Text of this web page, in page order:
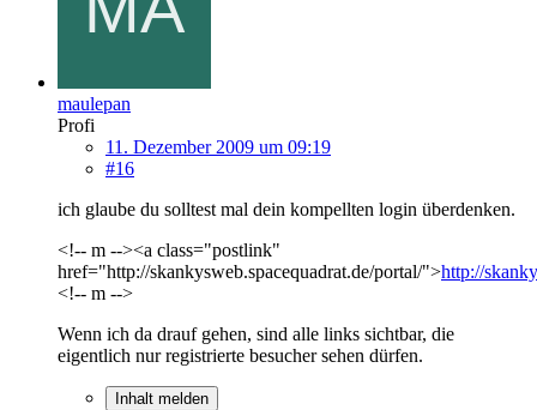
maulepan
Profi
11. Dezember 2009 um 09:19
#16
ich glaube du solltest mal dein kompellten login überdenken.
<!-- m --><a class="postlink"
href="http://skankysweb.spacequadrat.de/portal/">http://
<!-- m -->
Wenn ich da drauf gehen, sind alle links sichtbar, die
eigentlich nur registrierte besucher sehen dürfen.
Inhalt melden